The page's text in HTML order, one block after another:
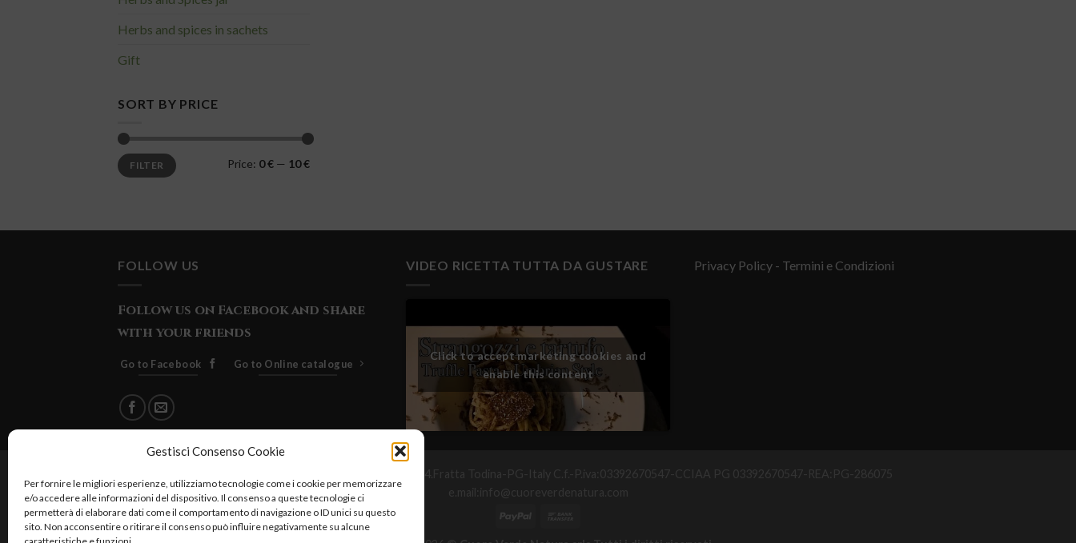
Gestisci Consenso Cookie
Per fornire le migliori esperienze, utilizziamo tecnologie come i cookie per memorizzare
e/o accedere alle informazioni del dispositivo. Il consenso a queste tecnologie ci
permetterà di elaborare dati come il comportamento di navigazione o ID unici su questo
sito. Non acconsentire o ritirare il consenso può influire negativamente su alcune
Herbs and spices in sachets
Gift
SORT BY PRICE
Min
price
Max
priceFILTER Price: 0 € — 10 €
FOLLOW US
Follow us on Facebook and share
with your friends
Go to Facebook Go to Online catalogue
VIDEO RICETTA TUTTA DA GUSTARE
Click to accept marketing cookies and
enable this content
Privacy Policy - Termini e Condizioni
Cuore Verde Natura srls , via I°Maggio,25-06054.Fratta Todina-PG-Italy C.f.-P.iva:03392670547-CCIAA PG 03392670547-REA:PG-286075
e.mail:info@cuoreverdenatura.com